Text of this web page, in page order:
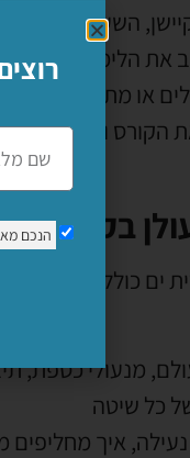
, השעות והימים
את הלימודים
או מתקדמים
הקורס ואיפה.
בקרית
ים כוללים
, מנעולי כספת,
כל שיטה
, איך מחליפים
הנכם